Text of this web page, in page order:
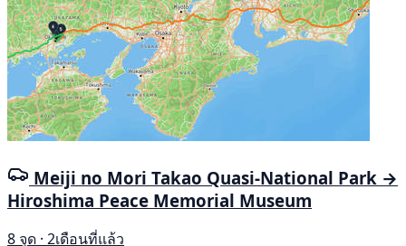
Meiji no Mori Takao Quasi-National Park →
Hiroshima Peace Memorial Museum
8 จุด · 2เดือนที่แล้ว